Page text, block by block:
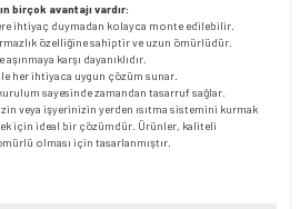
birçok avantajı vardır:
ihtiyaç duymadan kolayca monte edilebilir.
özelliğine sahiptir ve uzun ömürlüdür.
karşı dayanıklıdır.
her ihtiyaca uygun çözüm sunar.
sayesinde zamandan tasarruf sağlar.
veya işyerinizin yerden ısıtma sistemini kurmak
için ideal bir çözümdür. Ürünler, kaliteli
olması için tasarlanmıştır.